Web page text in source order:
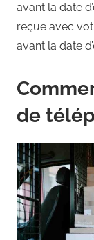
avant la date
reçue avec
avant la date
de